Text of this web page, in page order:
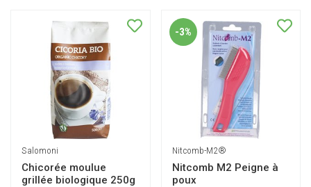
Salomoni
Chicorée moulue
grillée biologique 250g
-3%
Nitcomb-M2®
Nitcomb M2 Peigne à
poux